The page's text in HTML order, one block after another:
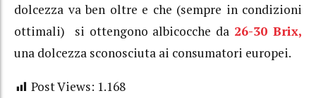
dolcezza va ben oltre e che (sempre in condizioni
ottimali) si ottengono albicocche da 26-30 Brix,
una dolcezza sconosciuta ai consumatori europei.
Post Views: 1.168